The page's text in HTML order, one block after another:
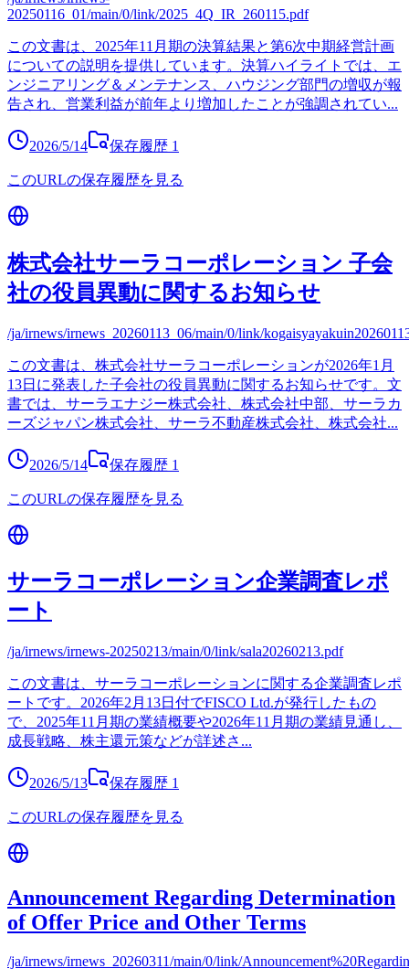
20250116_01/main/0/link/2025_4Q_IR_260115.pdf
この文書は、2025年11月期の決算結果と第6次中期経営計画
についての説明を提供しています。決算ハイライトでは、エ
ンジニアリング＆メンテナンス、ハウジング部門の増収が報
告され、営業利益が前年より増加したことが強調されてい...
2026/5/14 保存履歴 1
このURLの保存履歴を見る
株式会社サーラコーポレーション 子会
社の役員異動に関するお知らせ
/ja/irnews/irnews_20260113_06/main/0/link/
この文書は、株式会社サーラコーポレーションが2026年1月
13日に発表した子会社の役員異動に関するお知らせです。文
書では、サーラエナジー株式会社、株式会社中部、サーラカ
ーズジャパン株式会社、サーラ不動産株式会社、株式会社...
2026/5/14 保存履歴 1
このURLの保存履歴を見る
サーラコーポレーション企業調査レポ
ート
/ja/irnews/irnews-20250213/main/0/link/sala20260213.pdf
この文書は、サーラコーポレーションに関する企業調査レポ
ートです。2026年2月13日付でFISCO Ltd.が発行したもの
で、2025年11月期の業績概要や2026年11月期の業績見通し、
成長戦略、株主還元策などが詳述さ ...
2026/5/13 保存履歴 1
このURLの保存履歴を見る
Announcement Regarding Determination
of Offer Price and Other Terms
/ja/irnews/irnews_20260311/main/0/link/